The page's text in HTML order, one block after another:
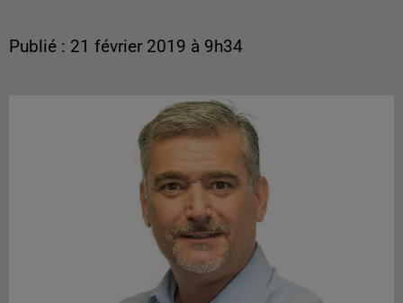
Publié : 21 février 2019 à 9h34